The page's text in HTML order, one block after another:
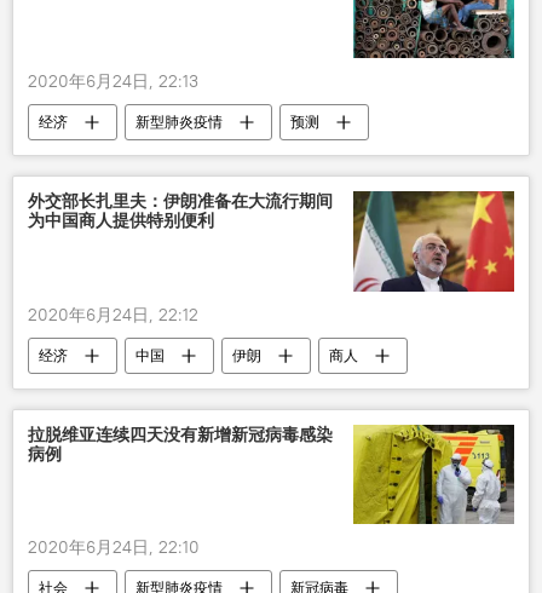
2020年6月24日, 22:13
经济 新型肺炎疫情 预测
外交部长扎里夫：伊朗准备在大流行期间
为中国商人提供特别便利
2020年6月24日, 22:12
经济 中国 伊朗
商人
穆罕默德•贾瓦德•扎里夫
拉脱维亚连续四天没有新增新冠病毒感染
病例
2020年6月24日, 22:10
社会 新型肺炎疫情 新冠病毒